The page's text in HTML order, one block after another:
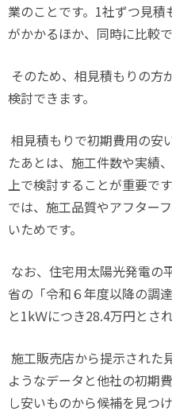
業のことです。 1社ずつ見積
がかかるほか、同時に比較で
そのため、相見積もりの方
検討できます。
相見積もりで初期費用の安
たあとは、施工件数や実績
上で検討することが重要で
では、施工品質やアフター
いためです。
なお、住宅用太陽光発電の
省の「令和６年度以降の調
と1kＷにつき28.4万円とさ
施工販売店から提示された
ようなデータと他社の初期
し安いものから候補を見つ